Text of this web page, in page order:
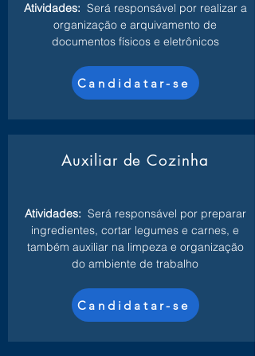
Atividades: Será responsável por realizar a
organização e arquivamento de
documentos físicos e eletrônicos
Candidatar-se
Auxiliar de Cozinha
Atividades: Será responsável por preparar
ingredientes, cortar legumes e carnes, e
também auxiliar na limpeza e organização
do ambiente de trabalho
Candidatar-se